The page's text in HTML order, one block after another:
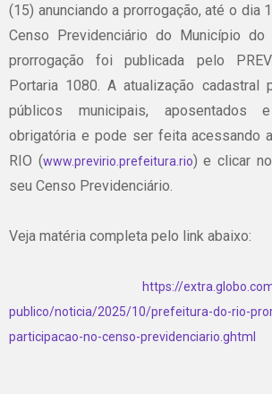
(15) anunciando a prorrogação, até o dia
Censo Previdenciário do Município
prorrogação foi publicada pelo
Portaria 1080. A atualização cadastral
públicos municipais, aposentados
obrigatória e pode ser feita acessando
RIO (www.previrio.prefeitura.rio) e clicar
seu Censo Previdenciário.
Veja matéria completa pelo link abaixo:
https://
publico/noticia/2025/10/prefeitura-do-rio-
participacao-no-censo-previdenciario.ghtml